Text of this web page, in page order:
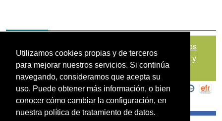
Utilizamos cookies propias y de terceros
para mejorar nuestros servicios. Si continúa
navegando, consideramos que acepta su
uso. Puede obtener más información, o bien
conocer cómo cambiar la configuración, en
nuestra política de tratamiento de datos.
Política de Tratamiento de Datos
Personales|Políticas de Seguridad, Términos y
Condiciones de Uso